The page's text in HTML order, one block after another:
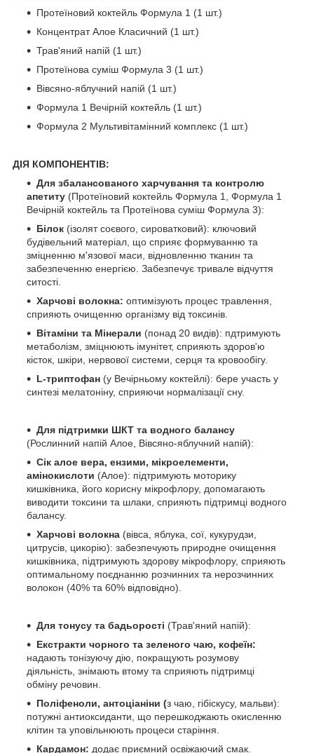
Протеїновий коктейль Формула 1 (1 шт.)
Концентрат Алое Класичний (1 шт.)
Трав'яний напій (1 шт.)
Протеїнова суміш Формула 3 (1 шт.)
Вівсяно-яблучний напій (1 шт.)
Формула 1 Вечірній коктейль (1 шт.)
Формула 2 Мультивітамінний комплекс (1 шт.)
ДІЯ КОМПОНЕНТІВ:
Для збалансованого харчування та контролю
апетиту (Протеїновий коктейль Формула 1, Формула 1
Вечірній коктейль та Протеїнова суміш Формула 3):
Білок (ізолят соєвого, сироватковий): ключовий
будівельний матеріал, що сприяє формуванню та
зміцненню м'язової маси, відновленню тканин та
забезпеченню енергією. Забезпечує тривале відчуття
ситості.
Харчові волокна: оптимізують процес травлення,
сприяють очищенню організму від токсинів.
Вітаміни та Мінерали (понад 20 видів): пдтримують
метаболізм, зміцнюють імунітет, сприяють здоров'ю
кісток, шкіри, нервової системи, серця та кровообігу.
L-триптофан (у Вечірньому коктейлі): бере участь у
синтезі мелатоніну, сприяючи нормалізації сну.
Для підтримки ШКТ та водного балансу
(Рослинний напій Алое, Вівсяно-яблучний напій):
Сік алое вера, ензими, мікроелементи,
амінокислоти (Алое): підтримують моторику
кишківника, його корисну мікрофлору, допомагають
виводити токсини та шлаки, сприяють підтримці водного
балансу.
Харчові волокна (вівса, яблука, сої, кукурудзи,
цитрусів, цикорію): забезпечують природне очищення
кишківника, підтримують здорову мікрофлору, сприяють
оптимальному поєднанню розчинних та нерозчинних
волокон (40% та 60% відповідно).
Для тонусу та бадьорості (Трав'яний напій):
Екстракти чорного та зеленого чаю, кофеїн:
надають тонізуючу дію, покращують розумову
діяльність, знімають втому та сприяють підтримці
обміну речовин.
Поліфеноли, антоціаніни (з чаю, гібіскусу, мальви):
потужні антиоксиданти, що перешкоджають окисленню
клітин та уповільнюють процеси старіння.
Кардамон: додає приємний освіжаючий смак.